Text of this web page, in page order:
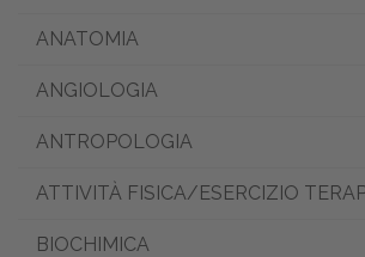
ANATOMIA
ANGIOLOGIA
ANTROPOLOGIA
ATTIVITÀ FISICA/ESERCIZIO
BIOCHIMICA